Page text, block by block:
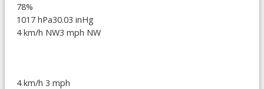
78%
1017 hPa30.03 inHg
4 km/h NW3 mph NW
4 km/h 3 mph